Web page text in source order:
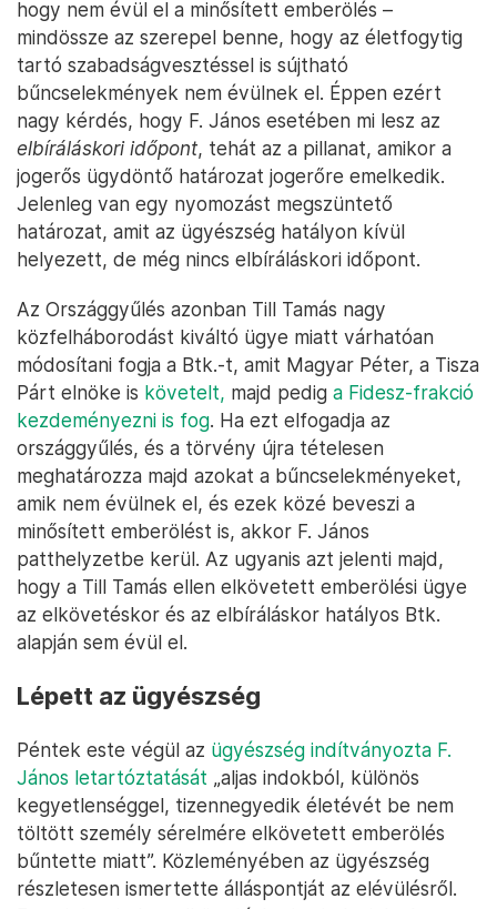
hogy nem évül el a minősített emberölés –
mindössze az szerepel benne, hogy az életfogytig
tartó szabadságvesztéssel is sújtható
bűncselekmények nem évülnek el. Éppen ezért
nagy kérdés, hogy F. János esetében mi lesz az
elbíráláskori időpont, tehát az a pillanat, amikor a
jogerős ügydöntő határozat jogerőre emelkedik.
Jelenleg van egy nyomozást megszüntető
határozat, amit az ügyészség hatályon kívül
helyezett, de még nincs elbíráláskori időpont.
Az Országgyűlés azonban Till Tamás nagy
közfelháborodást kiváltó ügye miatt várhatóan
módosítani fogja a Btk.-t, amit Magyar Péter, a Tisza
Párt elnöke is követelt, majd pedig a Fidesz-frakció
kezdeményezni is fog. Ha ezt elfogadja az
országgyűlés, és a törvény újra tételesen
meghatározza majd azokat a bűncselekményeket,
amik nem évülnek el, és ezek közé beveszi a
minősített emberölést is, akkor F. János
patthelyzetbe kerül. Az ugyanis azt jelenti majd,
hogy a Till Tamás ellen elkövetett emberölési ügye
az elkövetéskor és az elbíráláskor hatályos Btk.
alapján sem évül el.
Lépett az ügyészség
Péntek este végül az ügyészség indítványozta F.
János letartóztatását „aljas indokból, különös
kegyetlenséggel, tizennegyedik életévét be nem
töltött személy sérelmére elkövetett emberölés
bűntette miatt”. Közleményében az ügyészség
részletesen ismertette álláspontját az elévülésről.